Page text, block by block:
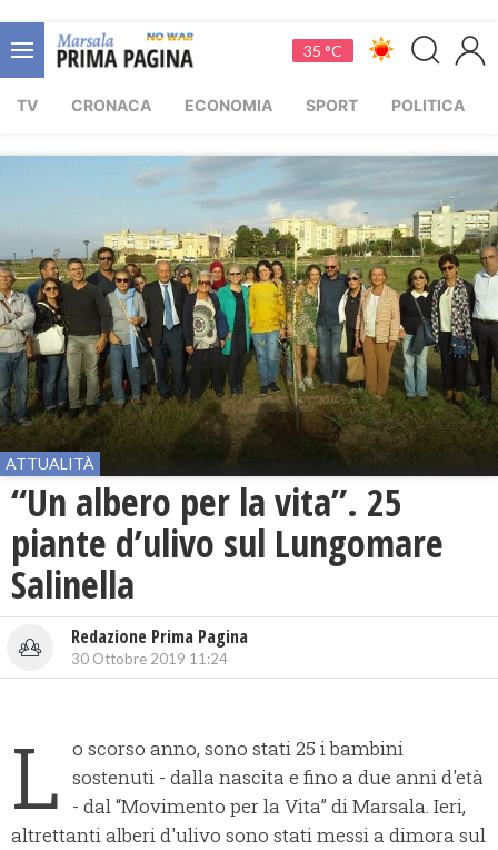
35 °C
TV CRONACA ECONOMIA SPORT POLITICA
ATTUALITÀ
“Un albero per la vita”. 25
piante d’ulivo sul Lungomare
Salinella
Redazione Prima Pagina
30 Ottobre 2019 11:24
L o scorso anno, sono stati 25 i bambini
sostenuti - dalla nascita e fino a due anni d'età
- dal “Movimento per la Vita” di Marsala. Ieri,
altrettanti alberi d'ulivo sono stati messi a dimora sul